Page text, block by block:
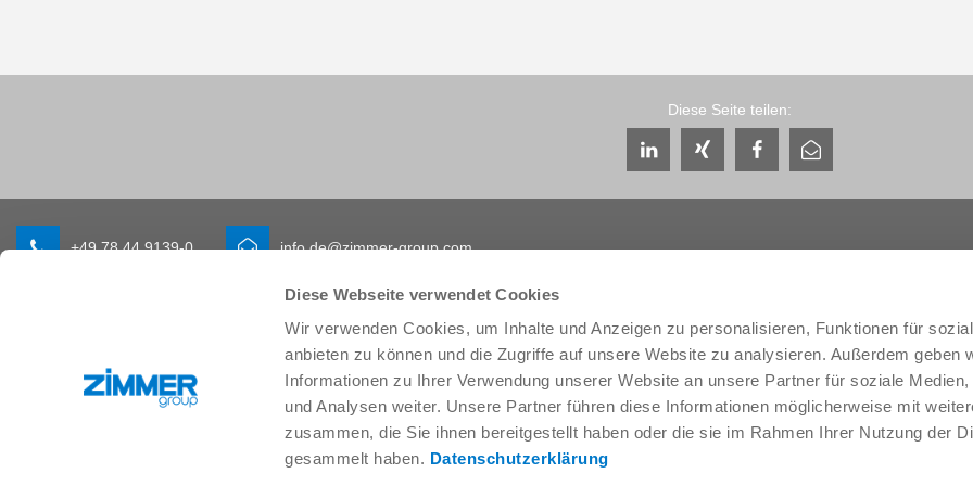
Diese Webseite verwendet Cookies
Wir verwenden Cookies, um Inhalte und Anzeigen zu personalisieren, Funktionen für
anbieten zu können und die Zugriffe auf unsere Website zu analysieren. Außerdem geben
Informationen zu Ihrer Verwendung unserer Website an unsere Partner für soziale Medien,
und Analysen weiter. Unsere Partner führen diese Informationen möglicherweise mit
zusammen, die Sie ihnen bereitgestellt haben oder die sie im Rahmen Ihrer Nutzung der
gesammelt haben. Datenschutzerklärung
Diese Seite teilen:
+49 78 44 9139-0 info.de@zimmer-group.com
Maschinen- und Anlagenbau
Produkte
Neuheiten
Komponenten
Systemlösungen
Verfahrenstechnik
SOFT CLOSE
Service & Kontakt
Ansprechpartner weltweit
Service-Kontakt
Kontaktformular
Pre-Sales
Service
Unternehmen
THE KNOW-HOW FACTORY
Historie
Produktionsstandorte
Messen & Events